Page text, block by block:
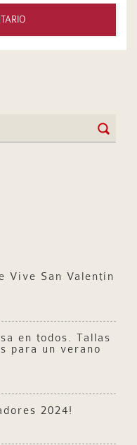
Vive San Valentín
en todos. Tallas
para un verano
2024!